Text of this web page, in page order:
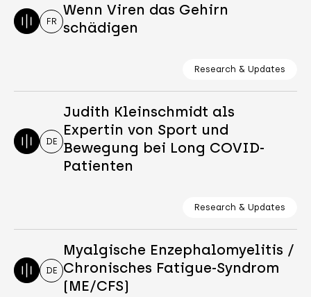
FR
Wenn Viren das Gehirn
schädigen
Research & Updates
DE
Judith Kleinschmidt als
Expertin von Sport und
Bewegung bei Long COVID-
Patienten
Research & Updates
DE
Myalgische Enzephalomyelitis /
Chronisches Fatigue-Syndrom
(ME/CFS)